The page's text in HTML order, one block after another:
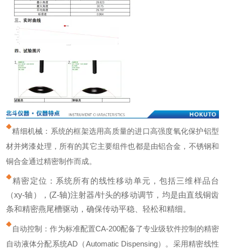
精细机械：系统的框架选用高质量的进口高强度氧化保护铝型
材并烤漆处理，所有的其它主要组件也都是由铝合金，不锈钢和
铜合金通过精密制作而成。
精密定位：系统所有的线性移动单元，包括三维样品台
（xy-轴），(Z-轴)注射器/针头的移动调节，均是由直线铜齿
条和精密燕尾槽驱动，确保传动平稳、轻松和精细。
自动控制：作为标准配置CA-200配备了专业级软件控制的精密
自动液体分配系统AD（Automatic Dispensing）。采用精密线性